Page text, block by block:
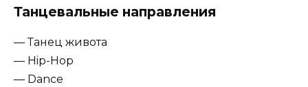
Танцевальные направления
— Танец живота
— Hip-Hop
— Dance